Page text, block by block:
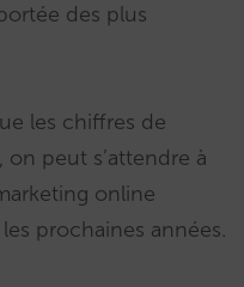
des plus
les chiffres de
peut s’attendre à
online
prochaines années.